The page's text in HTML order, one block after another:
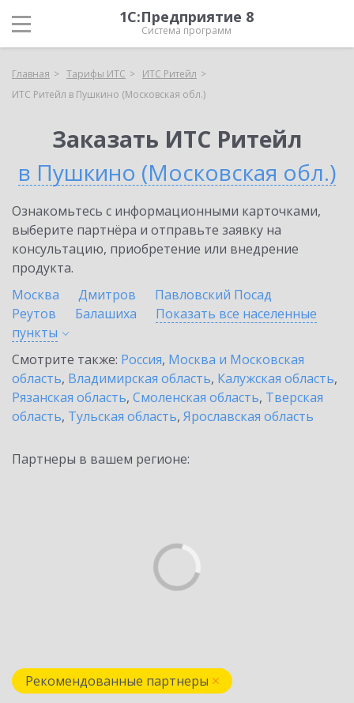
1С:Предприятие 8
Система программ
Главная Тарифы ИТС
ИТС Ритейл
ИТС Ритейл в Пушкино (Московская обл.)
Заказать ИТС Ритейл
в Пушкино (Московская обл.)
Ознакомьтесь с информационными карточками,
выберите партнёра и отправьте заявку на
консультацию, приобретение или внедрение
продукта.
Москва
Дмитров
Павловский Посад
Реутов
Балашиха
Показать все населенные
пункты
Смотрите также: Россия, Москва и Московская
область, Владимирская область, Калужская область,
Рязанская область, Смоленская область, Тверская
область, Тульская область, Ярославская область
Партнеры в вашем регионе:
Рекомендованные партнеры